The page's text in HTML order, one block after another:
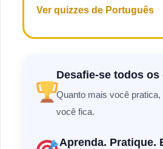
Ver quizzes de Português
Desafie-se todos os
Quanto mais você pratica,
você fica.
Aprenda. Pratique.